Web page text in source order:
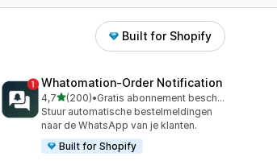
Built for Shopify
Whatomation‑Order Notification
4,7van 5 sterren
(200)
200 recensies in totaal
•
Gratis abonnement beschikbaar
Stuur automatische bestelmeldingen
naar de WhatsApp van je klanten.
Built for Shopify